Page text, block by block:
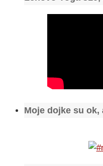
Moje dojke su ok,